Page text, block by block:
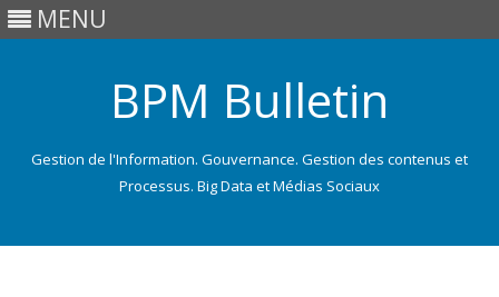
MENU
BPM Bulletin
Gestion de l'Information. Gouvernance. Gestion des contenus et
Processus. Big Data et Médias Sociaux